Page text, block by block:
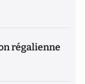
régalienne